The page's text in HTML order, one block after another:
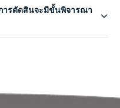
ารตัดสินจะมีขั้นพิจารณา